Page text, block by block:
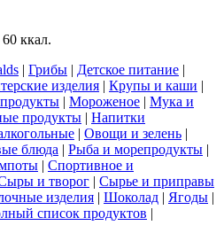
ккал.
| Грибы | Детское питание |
изделия | Крупы и каши |
| Мороженое | Мука и
продукты | Напитки
| Овощи и зелень |
блюда | Рыба и морепродукты |
| Спортивное и
и творог | Сырье и приправы
изделия | Шоколад | Ягоды |
список продуктов |